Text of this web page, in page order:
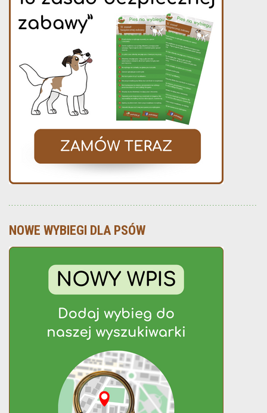
NOWE WYBIEGI DLA PSÓW